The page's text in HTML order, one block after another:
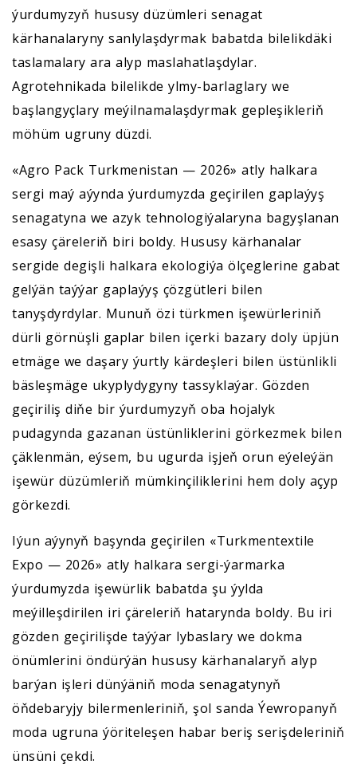
ýurdumyzyň hususy düzümleri senagat
kärhanalaryny sanlylaşdyrmak babatda bilelikdäki
taslamalary ara alyp maslahatlaşdylar.
Agrotehnikada bilelikde ylmy-barlaglary we
başlangyçlary meýilnamalaşdyrmak gepleşikleriň
möhüm ugruny düzdi.
«Agro Pack Turkmenistan — 2026» atly halkara
sergi maý aýynda ýurdumyzda geçirilen gaplaýyş
senagatyna we azyk tehnologiýalaryna bagyşlanan
esasy çäreleriň biri boldy. Hususy kärhanalar
sergide degişli halkara ekologiýa ölçeglerine gabat
gelýän taýýar gaplaýyş çözgütleri bilen
tanyşdyrdylar. Munuň özi türkmen işewürleriniň
dürli görnüşli gaplar bilen içerki bazary doly üpjün
etmäge we daşary ýurtly kärdeşleri bilen üstünlikli
bäsleşmäge ukyplydygyny tassyklaýar. Gözden
geçiriliş diňe bir ýurdumyzyň oba hojalyk
pudagynda gazanan üstünliklerini görkezmek bilen
çäklenmän, eýsem, bu ugurda işjeň orun eýeleýän
işewür düzümleriň mümkinçiliklerini hem doly açyp
görkezdi.
Iýun aýynyň başynda geçirilen «Turkmentextile
Expo — 2026» atly halkara sergi-ýarmarka
ýurdumyzda işewürlik babatda şu ýylda
meýilleşdirilen iri çäreleriň hatarynda boldy. Bu iri
gözden geçirilişde taýýar lybaslary we dokma
önümlerini öndürýän hususy kärhanalaryň alyp
barýan işleri dünýäniň moda senagatynyň
öňdebaryjy bilermenleriniň, şol sanda Ýewropanyň
moda ugruna ýöriteleşen habar beriş serişdeleriniň
ünsüni çekdi.